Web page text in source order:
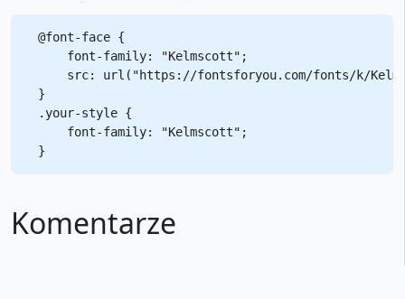
@font-face {
    font-family: "Kelmscott";
src: url("https://fontsforyou.com/fonts/k/
}
.your-style {
    font-family: "Kelmscott";
Komentarze